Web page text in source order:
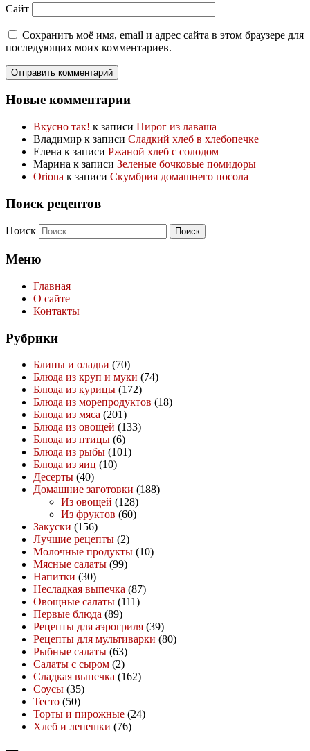
Сайт
Сохранить моё имя, email и адрес сайта в этом браузере для
последующих моих комментариев.
Новые комментарии
Вкусно так! к записи Пирог из лаваша
Владимир к записи Сладкий хлеб в хлебопечке
Елена к записи Ржаной хлеб с солодом
Марина к записи Зеленые бочковые помидоры
Oriona к записи Скумбрия домашнего посола
Поиск рецептов
Поиск
Меню
Главная
О сайте
Контакты
Рубрики
Блины и оладьи (70)
Блюда из круп и муки (74)
Блюда из курицы (172)
Блюда из морепродуктов (18)
Блюда из мяса (201)
Блюда из овощей (133)
Блюда из птицы (6)
Блюда из рыбы (101)
Блюда из яиц (10)
Десерты (40)
Домашние заготовки (188)
Из овощей (128)
Из фруктов (60)
Закуски (156)
Лучшие рецепты (2)
Молочные продукты (10)
Мясные салаты (99)
Напитки (30)
Несладкая выпечка (87)
Овощные салаты (111)
Первые блюда (89)
Рецепты для аэрогриля (39)
Рецепты для мультиварки (80)
Рыбные салаты (63)
Салаты с сыром (2)
Сладкая выпечка (162)
Соусы (35)
Тесто (50)
Торты и пирожные (24)
Хлеб и лепешки (76)